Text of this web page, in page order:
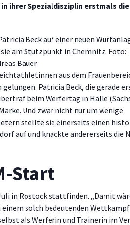
ihrer Spezialdisziplin erstmals die
Beck auf einer neuen
am Stützpunkt in Chemnitz. Foto:
Bauer
aus dem
Patricia Beck, die gerade
beim Werfertag in Halle
Und zwar nicht nur um wenige
stellte sie einerseits einen
auf und knackte andererseits die
Start
in Rostock stattfinden. „Damit
solch bedeutenden Wettkampf
als Werferin und Trainerin im